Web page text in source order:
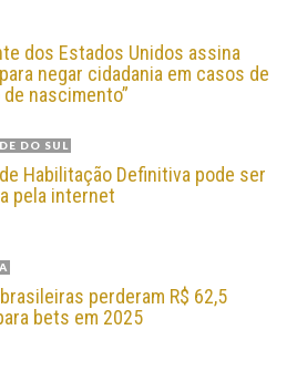
dos Estados Unidos assina
negar cidadania em casos de
nascimento”
DO SUL
Habilitação Definitiva pode ser
pela internet
perderam R$ 62,5
bets em 2025